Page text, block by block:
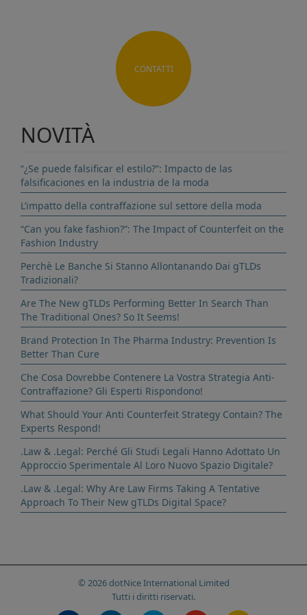
CONTATTI
NOVITÀ
“¿Se puede falsificar el estilo?”: Impacto de las
falsificaciones en la industria de la moda
L’impatto della contraffazione sul settore della moda
“Can you fake fashion?”: The Impact of Counterfeit on the
Fashion Industry
Perchè Le Banche Si Stanno Allontanando Dai gTLDs
Tradizionali?
Are The New gTLDs Performing Better In Search Than
The Traditional Ones? So It Seems!
Brand Protection In The Pharma Industry: Prevention Is
Better Than Cure
Che Cosa Dovrebbe Contenere La Vostra Strategia Anti-
Contraffazione? Gli Esperti Rispondono!
What Should Your Anti Counterfeit Strategy Contain? The
Experts Respond!
.Law & .Legal: Perché Gli Studi Legali Hanno Adottato Un
Approccio Sperimentale Al Loro Nuovo Spazio Digitale?
.Law & .Legal: Why Are Law Firms Taking A Tentative
Approach To Their New gTLDs Digital Space?
© 2026 dotNice International Limited
Tutti i diritti riservati.